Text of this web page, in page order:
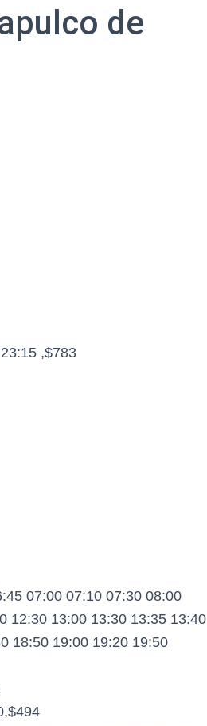
de
,$783
07:00 07:10 07:30 08:00
12:30 13:00 13:30 13:35 13:40
18:50 19:00 19:20 19:50